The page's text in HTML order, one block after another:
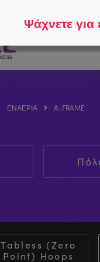
ΕΝΑΈΡΙΑ A-FRAME
Tabless (Zero
Point) Hoops
Ψάχνετε για